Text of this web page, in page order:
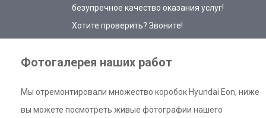
безупречное качество оказания услуг!
Хотите проверить? Звоните!
Фотогалерея наших работ
Мы отремонтировали множество коробок Hyundai Eon, ниже
вы можете посмотреть живые фотографии нашего